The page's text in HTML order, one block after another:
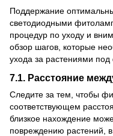
Поддержание
светодиодными
процедур по уходу и
обзор шагов, которые
ухода за растениями
7.1. Расстояние
Следите за тем, чтобы
соответствующем
близкое нахождение
повреждению растений,